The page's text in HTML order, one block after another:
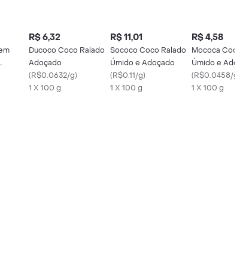
R$ 6,32
Ducoco Coco Ralado
Adoçado
(R$0.0632/g)
1 X 100 g
R$ 11,01
Sococo Coco Ralado
Úmido e Adoçado
(R$0.11/g)
1 X 100 g
R$ 4,58
Mococa Coco
Úmido e
(R$0.0458/g
1 X 100 g